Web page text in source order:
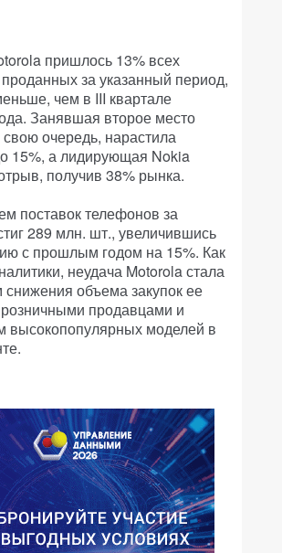
пришлось 13% всех
за указанный период,
чем в III квартале
Занявшая второе место
очередь, нарастила
15%, а лидирующая Nokia
получив 38% рынка.
поставок телефонов за
289 млн. шт., увеличившись
с прошлым годом на 15%. Как
неудача Motorola стала
снижения объема закупок ее
продавцами и
высокопопулярных моделей в